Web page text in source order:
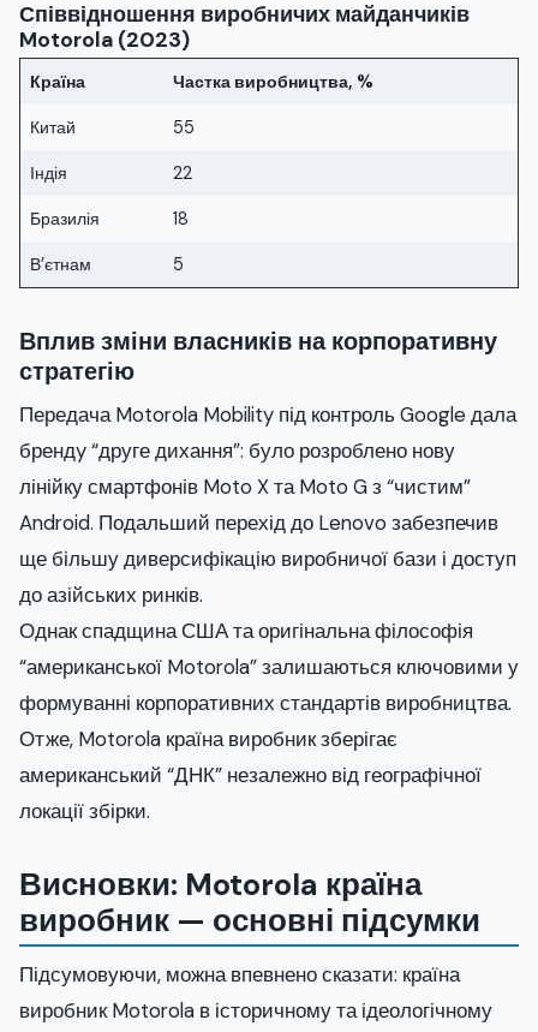
Співвідношення виробничих майданчиків
Motorola (2023)
Країна Частка виробництва, %
Китай 55
Індія 22
Бразилія 18
В’єтнам 5
Вплив зміни власників на корпоративну
стратегію
Передача Motorola Mobility під контроль Google дала
брендy “друге дихання”: було розроблено нову
лінійку смартфонів Moto X та Moto G з “чистим”
Android. Подальший перехід до Lenovo забезпечив
ще більшу диверсифікацію виробничої бази і доступ
до азійських ринків.
Однак спадщина США та оригінальна філософія
“американської Motorola” залишаються ключовими у
формуванні корпоративних стандартів виробництва.
Отже, Motorola країна виробник зберігає
американський “ДНК” незалежно від географічної
локації збірки.
Висновки: Motorola країна
виробник — основні підсумки
Підсумовуючи, можна впевнено сказати: країна
виробник Motorola в історичному та ідеологічному